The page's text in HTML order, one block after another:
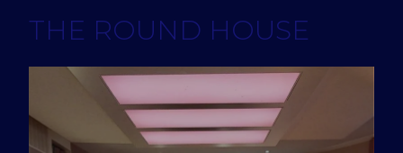
THE ROUND HOUSE